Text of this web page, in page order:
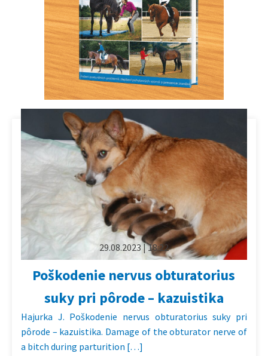
29.08.2023 | 18:22
Poškodenie nervus obturatorius
suky pri pôrode – kazuistika
Hajurka J. Poškodenie nervus obturatorius suky pri
pôrode – kazuistika. Damage of the obturator nerve of
a bitch during parturition […]